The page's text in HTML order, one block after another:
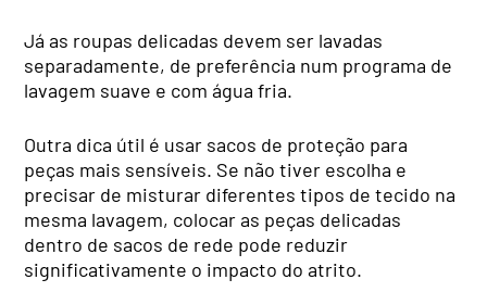
Já as roupas delicadas devem ser lavadas
separadamente, de preferência num programa de
lavagem suave e com água fria.
Outra dica útil é usar sacos de proteção para
peças mais sensíveis. Se não tiver escolha e
precisar de misturar diferentes tipos de tecido na
mesma lavagem, colocar as peças delicadas
dentro de sacos de rede pode reduzir
significativamente o impacto do atrito.